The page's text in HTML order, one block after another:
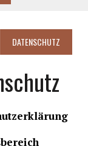
| IN WELCHEN FÄLLEN
WAS PASSIERT WENN
DATENSCHUTZ